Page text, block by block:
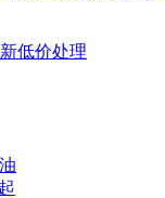
低价处理